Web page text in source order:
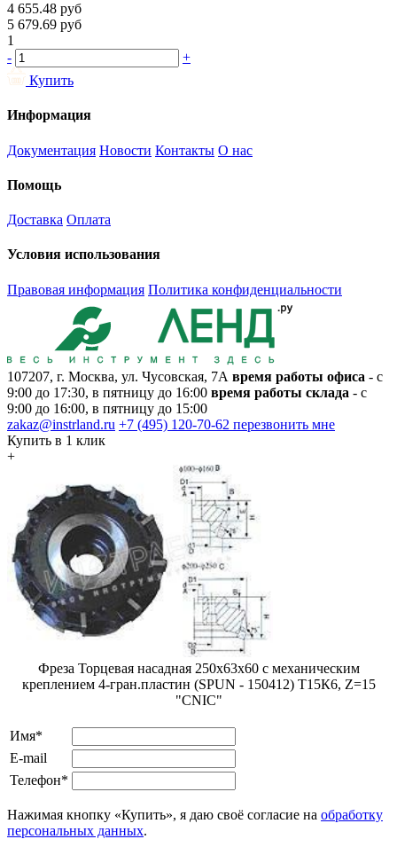
4 655.48 руб
5 679.69 руб
1
-
+
Купить
Информация
Документация Новости Контакты О нас
Помощь
Доставка Оплата
Условия использования
Правовая информация Политика конфиденциальности
107207, г. Москва, ул. Чусовская, 7А время работы офиса - с
9:00 до 17:30, в пятницу до 16:00 время работы склада - с
9:00 до 16:00, в пятницу до 15:00
zakaz@instrland.ru +7 (495) 120-70-62 перезвонить мне
Купить в 1 клик
+
Фреза Торцевая насадная 250х63х60 с механическим
креплением 4-гран.пластин (SPUN - 150412) Т15К6, Z=15
"CNIC"
Имя*
E-mail
Телефон*
Нажимая кнопку «Купить», я даю своё согласие на обработку
персональных данных.